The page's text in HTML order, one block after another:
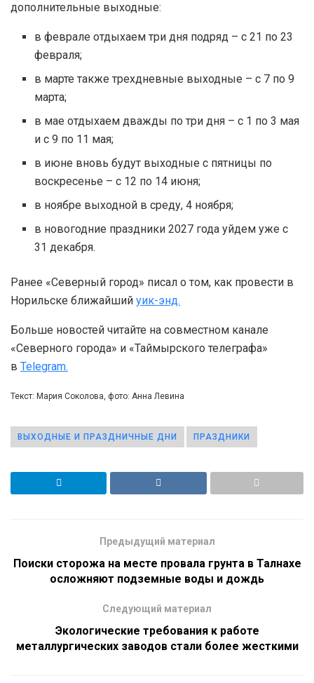
дополнительные выходные:
в феврале отдыхаем три дня подряд – с 21 по 23
февраля;
в марте также трехдневные выходные – с 7 по 9
марта;
в мае отдыхаем дважды по три дня – с 1 по 3 мая
и с 9 по 11 мая;
в июне вновь будут выходные с пятницы по
воскресенье – с 12 по 14 июня;
в ноябре выходной в среду, 4 ноября;
в новогодние праздники 2027 года уйдем уже с
31 декабря.
Ранее «Северный город» писал о том, как провести в
Норильске ближайший уик-энд.
Больше новостей читайте на совместном канале
«Северного города» и «Таймырского телеграфа»
в Telegram.
Текст: Мария Соколова, фото: Анна Левина
ВЫХОДНЫЕ И ПРАЗДНИЧНЫЕ ДНИ ПРАЗДНИКИ
Предыдущий материал
Поиски сторожа на месте провала грунта в Талнахе
осложняют подземные воды и дождь
Следующий материал
Экологические требования к работе
металлургических заводов стали более жесткими